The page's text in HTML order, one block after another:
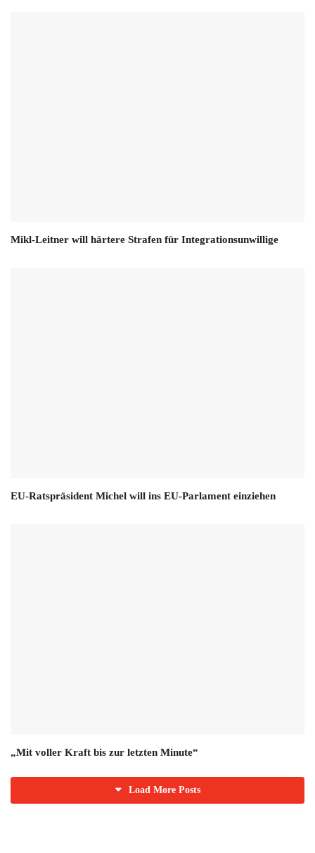
Mikl-Leitner will härtere Strafen für Integrationsunwillige
EU-Ratspräsident Michel will ins EU-Parlament einziehen
„Mit voller Kraft bis zur letzten Minute“
Load More Posts